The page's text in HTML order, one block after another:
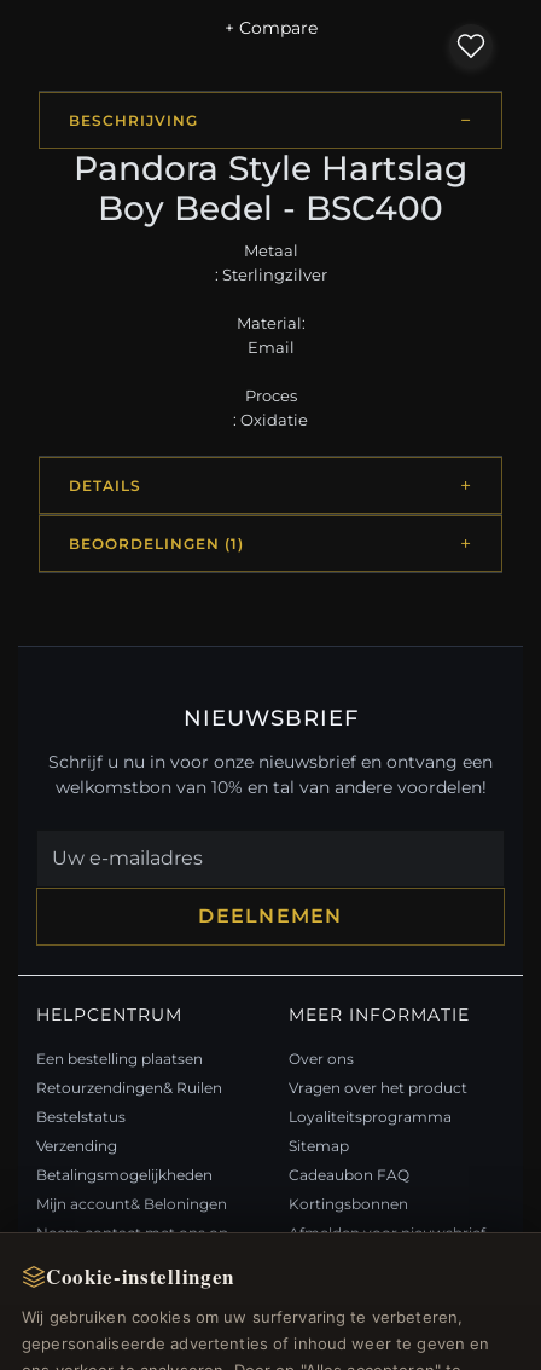
Cookie-instellingen
Wij gebruiken cookies om uw surfervaring te verbeteren,
gepersonaliseerde advertenties of inhoud weer te geven en
+ Compare
BESCHRIJVING
Pandora Style Hartslag
Boy Bedel - BSC400
Metaal
: Sterlingzilver
Material:
Email
Proces
: Oxidatie
DETAILS
BEOORDELINGEN (1)
NIEUWSBRIEF
Schrijf u nu in voor onze nieuwsbrief en ontvang een
welkomstbon van 10% en tal van andere voordelen!
DEELNEMEN
HELPCENTRUM
Een bestelling plaatsen
Retourzendingen& Ruilen
Bestelstatus
Verzending
Betalingsmogelijkheden
Mijn account& Beloningen
Neem contact met ons op
MEER INFORMATIE
Over ons
Vragen over het product
Loyaliteitsprogramma
Sitemap
Cadeaubon FAQ
Kortingsbonnen
Afmelden voor nieuwsbrief
Nieuwe producten